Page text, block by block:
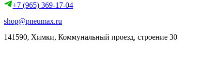
+7 (965) 369-17-04
shop@pneumax.ru
141590, Химки, Коммунальный проезд, строение 30